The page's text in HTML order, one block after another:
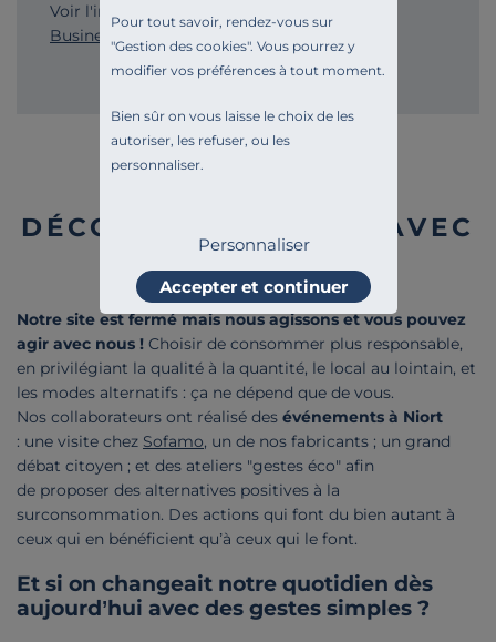
Voir l'interview d'Emery Jacquillat sur
Business : "Patron de la semaine"
DÉCONNEXION RIME AVEC
ACTION !
Notre site est fermé mais nous agissons et vous pouvez
agir avec nous ! Choisir de consommer plus responsable,
en privilégiant la qualité à la quantité, le local au lointain, et
les modes alternatifs : ça ne dépend que de vous.
Nos collaborateurs ont réalisé des événements à Niort
: une visite chez Sofamo, un de nos fabricants ; un grand
débat citoyen ; et des ateliers "gestes éco" afin
de proposer des alternatives positives à la
surconsommation. Des actions qui font du bien autant à
ceux qui en bénéficient qu’à ceux qui le font.
Et si on changeait notre quotidien dès
aujourd’hui avec des gestes simples ?
Pour tout savoir, rendez-vous sur
"Gestion des cookies". Vous pourrez y
modifier vos préférences à tout moment.
Bien sûr on vous laisse le choix de les
autoriser, les refuser, ou les
personnaliser.
Personnaliser
Accepter et continuer